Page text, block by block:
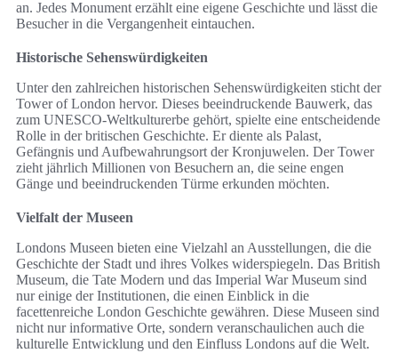
an. Jedes Monument erzählt eine eigene Geschichte und lässt die
Besucher in die Vergangenheit eintauchen.
Historische Sehenswürdigkeiten
Unter den zahlreichen historischen Sehenswürdigkeiten sticht der
Tower of London hervor. Dieses beeindruckende Bauwerk, das
zum UNESCO-Weltkulturerbe gehört, spielte eine entscheidende
Rolle in der britischen Geschichte. Er diente als Palast,
Gefängnis und Aufbewahrungsort der Kronjuwelen. Der Tower
zieht jährlich Millionen von Besuchern an, die seine engen
Gänge und beeindruckenden Türme erkunden möchten.
Vielfalt der Museen
Londons Museen bieten eine Vielzahl an Ausstellungen, die die
Geschichte der Stadt und ihres Volkes widerspiegeln. Das British
Museum, die Tate Modern und das Imperial War Museum sind
nur einige der Institutionen, die einen Einblick in die
facettenreiche London Geschichte gewähren. Diese Museen sind
nicht nur informative Orte, sondern veranschaulichen auch die
kulturelle Entwicklung und den Einfluss Londons auf die Welt.